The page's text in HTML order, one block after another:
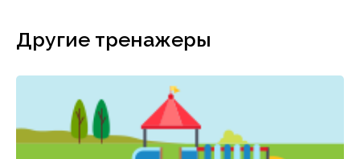
Другие тренажеры